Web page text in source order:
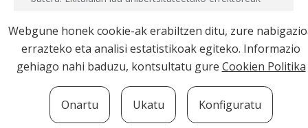
Webgune honek cookie-ak erabiltzen ditu, zure
errazteko eta analisi estatistikoak egiteko. Informazio
gehiago nahi baduzu, kontsultatu gure Cookien Politika
Onartu Ukatu Konfiguratu